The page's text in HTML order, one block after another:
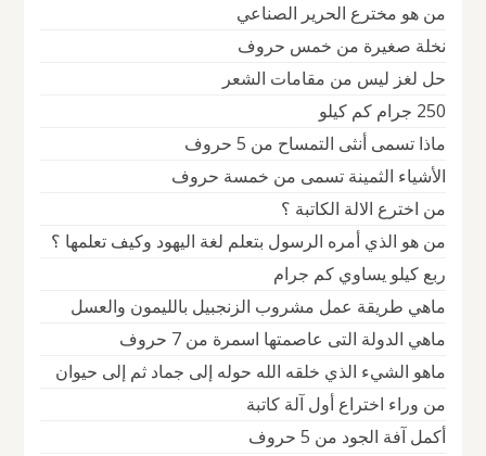
من هو مخترع الحرير الصناعي
نخلة صغيرة من خمس حروف
حل لغز ليس من مقامات الشعر
250 جرام كم كيلو
ماذا تسمى أنثى التمساح من 5 حروف
الأشياء الثمينة تسمى من خمسة حروف
من اخترع الالة الكاتبة ؟
من هو الذي أمره الرسول بتعلم لغة اليهود وكيف تعلمها ؟
ربع كيلو يساوي كم جرام
ماهي طريقة عمل مشروب الزنجبيل بالليمون والعسل
ماهي الدولة التى عاصمتها اسمرة من 7 حروف
ماهو الشيء الذي خلقه الله حوله إلى جماد ثم إلى حيوان
من وراء اختراع أول آلة كاتبة
أكمل آفة الجود من 5 حروف